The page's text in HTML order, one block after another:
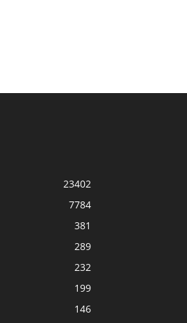
23402
7784
381
289
232
199
146